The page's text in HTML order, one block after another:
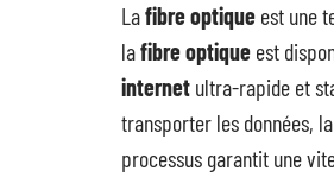
Lafibre optique est une
lafibre optique est
internet ultra-rapide et
transporter les données, la
processus garantit une